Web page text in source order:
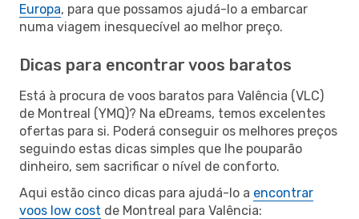
Europa, para que possamos ajudá-lo a embarcar
numa viagem inesquecível ao melhor preço.
Dicas para encontrar voos baratos
Está à procura de voos baratos para Valência (VLC)
de Montreal (YMQ)? Na eDreams, temos excelentes
ofertas para si. Poderá conseguir os melhores preços
seguindo estas dicas simples que lhe pouparão
dinheiro, sem sacrificar o nível de conforto.
Aqui estão cinco dicas para ajudá-lo a encontrar
voos low cost de Montreal para Valência: